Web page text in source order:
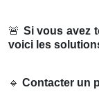
🚨 Si vous avez
voici les
🔹 Contacter un